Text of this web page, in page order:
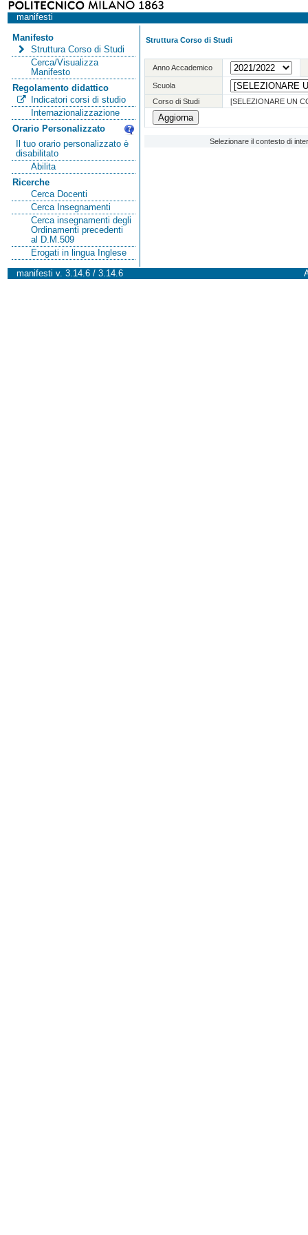
manifesti
Manifesto
Struttura Corso di Studi
Cerca/Visualizza
Manifesto
Regolamento didattico
Indicatori corsi di studio
Internazionalizzazione
Orario Personalizzato
Il tuo orario personalizzato è
disabilitato
Abilita
Ricerche
Cerca Docenti
Cerca Insegnamenti
Cerca insegnamenti degli
Ordinamenti precedenti
al D.M.509
Erogati in lingua Inglese
Struttura Corso di Studi
Anno Accademico
Scuola
Corso di Studi
[SELEZIONARE UN
Selezionare il contesto di
manifesti v. 3.14.6 / 3.14.6